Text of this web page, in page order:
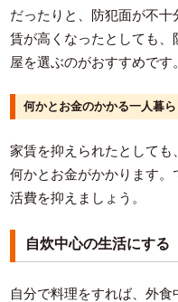
だったりと、防犯面が不
賃が高くなったとしても
屋を選ぶのがおすすめです
何かとお金のかかる一人暮
家賃を抑えられたとして
何かとお金がかかります
活費を抑えましょう。
自炊中心の生活にする
自分で料理をすれば、外